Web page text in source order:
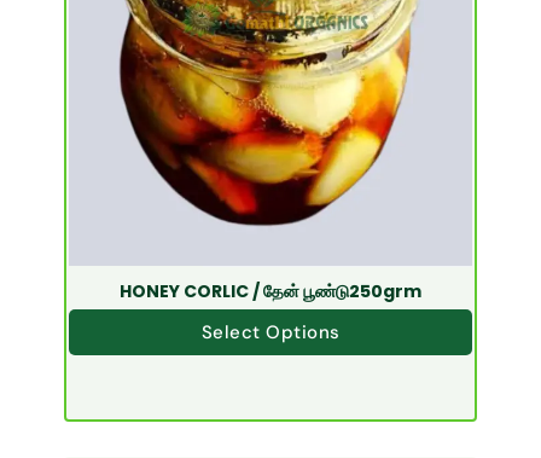
HONEY CORLIC / தேன் பூண்டு250grm
Select Options